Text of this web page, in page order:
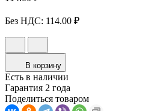
Без НДС: 114.00 ₽
В корзину
Есть в наличии
Гарантия 2 года
Поделиться товаром